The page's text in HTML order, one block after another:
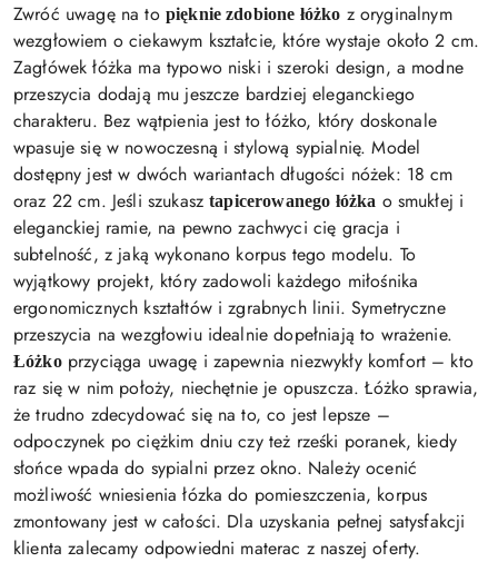
Zwróć uwagę na to pięknie zdobione łóżko z oryginalnym
wezgłowiem o ciekawym kształcie, które wystaje około 2 cm.
Zagłówek łóżka ma typowo niski i szeroki design, a modne
przeszycia dodają mu jeszcze bardziej eleganckiego
charakteru. Bez wątpienia jest to łóżko, który doskonale
wpasuje się w nowoczesną i stylową sypialnię. Model
dostępny jest w dwóch wariantach długości nóżek: 18 cm
oraz 22 cm. Jeśli szukasztapicerowanego łóżka o smukłej i
eleganckiej ramie, na pewno zachwyci cię gracja i
subtelność, z jaką wykonano korpus tego modelu. To
wyjątkowy projekt, który zadowoli każdego miłośnika
ergonomicznych kształtów i zgrabnych linii. Symetryczne
przeszycia na wezgłowiu idealnie dopełniają to wrażenie.
Łóżkoprzyciąga uwagę i zapewnia niezwykły komfort – kto
raz się w nim położy, niechętnie je opuszcza. Łóżko sprawia,
że trudno zdecydować się na to, co jest lepsze –
odpoczynek po ciężkim dniu czy też rześki poranek, kiedy
słońce wpada do sypialni przez okno. Należy ocenić
możliwość wniesienia łózka do pomieszczenia, korpus
zmontowany jest w całości. Dla uzyskania pełnej satysfakcji
klienta zalecamy odpowiedni materac z naszej oferty.